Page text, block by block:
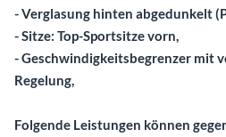
- Verglasung hinten abgedunkelt
- Sitze: Top-Sportsitze vorn,
- Geschwindigkeitsbegrenzer mit
Regelung,
Folgende Leistungen können